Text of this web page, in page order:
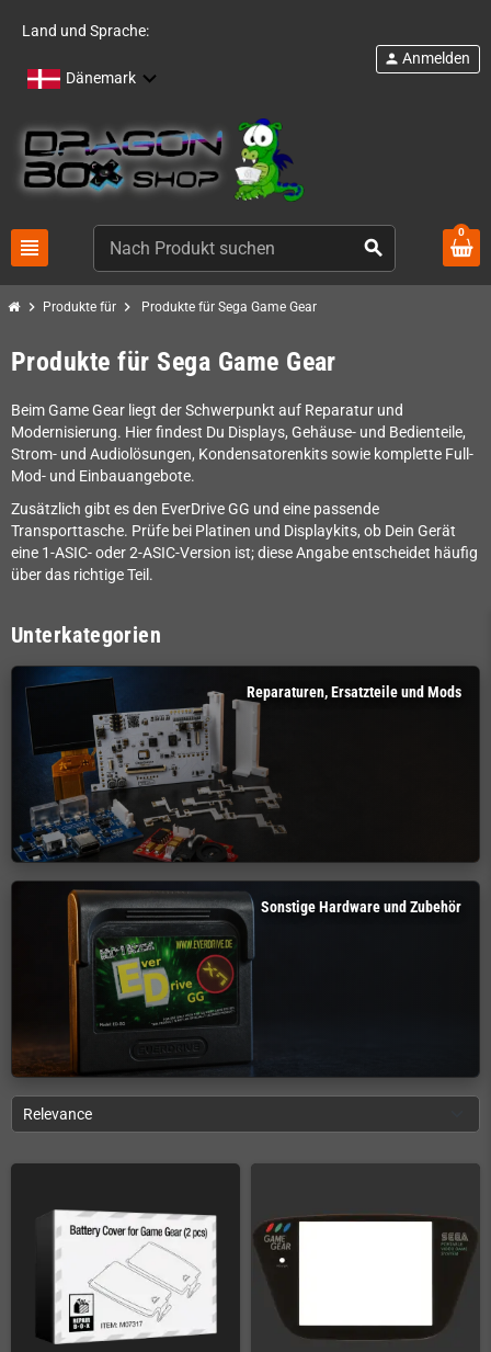
Land und Sprache:
Dänemark
view_headline search
person Anmelden
0
chevron_right Produkte für chevron_right Produkte für Sega Game Gear
Produkte für Sega Game Gear
Beim Game Gear liegt der Schwerpunkt auf Reparatur und
Modernisierung. Hier findest Du Displays, Gehäuse- und Bedienteile,
Strom- und Audiolösungen, Kondensatorenkits sowie komplette Full-
Mod- und Einbauangebote.
Zusätzlich gibt es den EverDrive GG und eine passende
Transporttasche. Prüfe bei Platinen und Displaykits, ob Dein Gerät
eine 1-ASIC- oder 2-ASIC-Version ist; diese Angabe entscheidet häufig
über das richtige Teil.
Unterkategorien
Reparaturen, Ersatzteile und Mods
Sonstige Hardware und Zubehör
Relevance